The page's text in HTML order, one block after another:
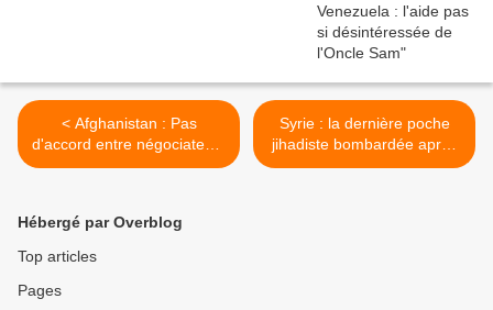
< Afghanistan : Pas
d'accord entre négociateurs
américains et taliban
Syrie : la dernière poche
jihadiste bombardée après
2.000 redditions >
Hébergé par Overblog
Top articles
Pages